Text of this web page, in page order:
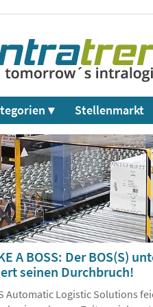
▾ Stellenmarkt
A BOSS: Der BOS(S)
seinen Durchbruch!
Automatic Logistic Solutions